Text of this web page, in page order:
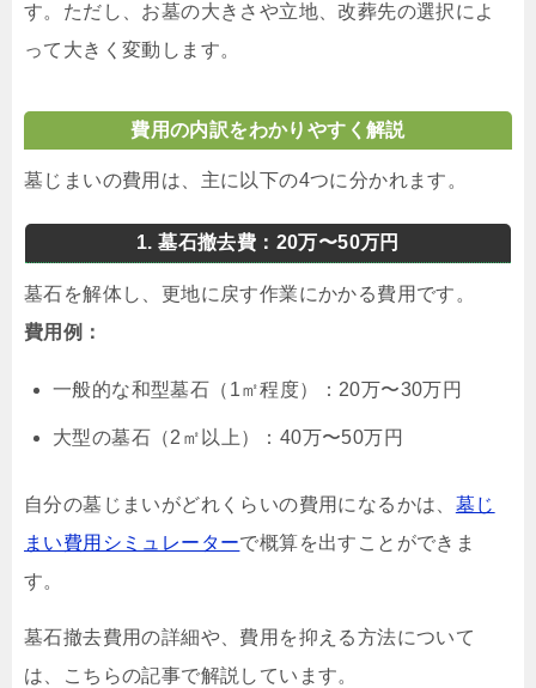
す。ただし、お墓の大きさや立地、改葬先の選択によ
って大きく変動します。
費用の内訳をわかりやすく解説
墓じまいの費用は、主に以下の4つに分かれます。
1. 墓石撤去費：20万〜50万円
墓石を解体し、更地に戻す作業にかかる費用です。
費用例：
一般的な和型墓石（1㎡程度）：20万〜30万円
大型の墓石（2㎡以上）：40万〜50万円
自分の墓じまいがどれくらいの費用になるかは、 墓じ
まい費用シミュレーターで概算を出すことができま
す。
墓石撤去費用の詳細や、費用を抑える方法について
は、こちらの記事で解説しています。